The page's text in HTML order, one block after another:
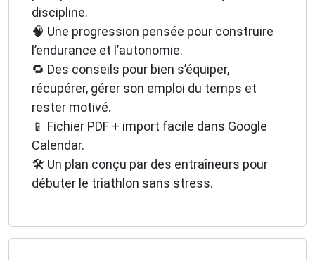
discipline.
🧠 Une progression pensée pour construire
l’endurance et l’autonomie.
🔁 Des conseils pour bien s’équiper,
récupérer, gérer son emploi du temps et
rester motivé.
📱 Fichier PDF + import facile dans Google
Calendar.
🛠️ Un plan conçu par des entraîneurs pour
débuter le triathlon sans stress.